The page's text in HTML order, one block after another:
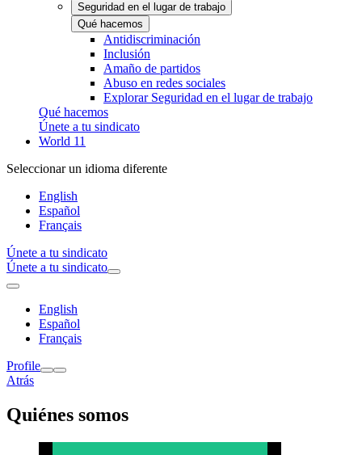
Seguridad en el lugar de trabajo
Qué hacemos
Antidiscriminación
Inclusión
Amaño de partidos
Abuso en redes sociales
Explorar Seguridad en el lugar de trabajo
Qué hacemos
Únete a tu sindicato
World 11
Seleccionar un idioma diferente
English
Español
Français
Únete a tu sindicato
Únete a tu sindicato
English
Español
Français
Profile
Atrás
Quiénes somos